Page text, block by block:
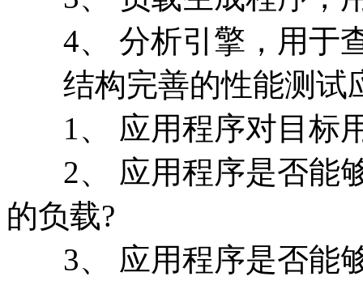
4、 分析引擎，用于
结构完善的性能测试
1、 应用程序对目标
2、 应用程序是否能
的负载?
3、 应用程序是否能